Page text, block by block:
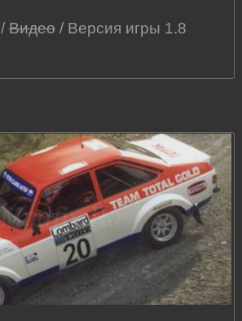
/Видео/ Версия игры 1.8